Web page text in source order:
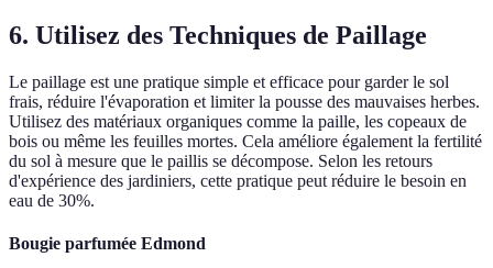
6. Utilisez des Techniques de Paillage
Le paillage est une pratique simple et efficace pour garder le sol
frais, réduire l'évaporation et limiter la pousse des mauvaises herbes.
Utilisez des matériaux organiques comme la paille, les copeaux de
bois ou même les feuilles mortes. Cela améliore également la fertilité
du sol à mesure que le paillis se décompose. Selon les retours
d'expérience des jardiniers, cette pratique peut réduire le besoin en
eau de 30%.
Bougie parfumée Edmond